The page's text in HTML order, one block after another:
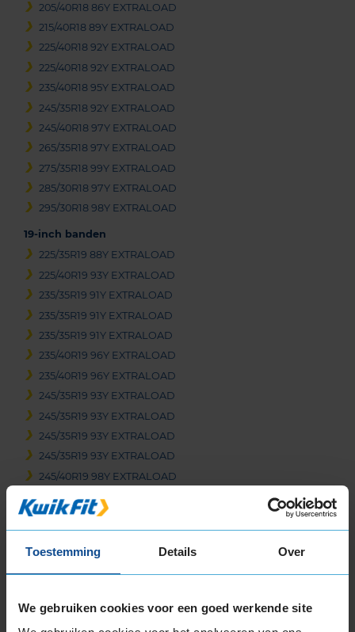
Toestemming Details Over
We gebruiken cookies voor een goed werkende site
205/40R18 86Y EXTRALOAD
215/40R18 89Y EXTRALOAD
225/40R18 92Y EXTRALOAD
225/40R18 92Y EXTRALOAD
235/40R18 95Y EXTRALOAD
245/35R18 92Y EXTRALOAD
245/40R18 97Y EXTRALOAD
265/35R18 97Y EXTRALOAD
275/35R18 99Y EXTRALOAD
285/30R18 97Y EXTRALOAD
295/30R18 98Y EXTRALOAD
19-inch banden
225/35R19 88Y EXTRALOAD
225/40R19 93Y EXTRALOAD
235/35R19 91Y EXTRALOAD
235/35R19 91Y EXTRALOAD
235/35R19 91Y EXTRALOAD
235/40R19 96Y EXTRALOAD
235/40R19 96Y EXTRALOAD
245/35R19 93Y EXTRALOAD
245/35R19 93Y EXTRALOAD
245/35R19 93Y EXTRALOAD
245/35R19 93Y EXTRALOAD
245/40R19 98Y EXTRALOAD
255/35R19 96Y EXTRALOAD
255/35R19 96Y EXTRALOAD
265/30R19 93Y EXTRALOAD
265/30R19 93Y EXTRALOAD
265/35R19 98Y EXTRALOAD